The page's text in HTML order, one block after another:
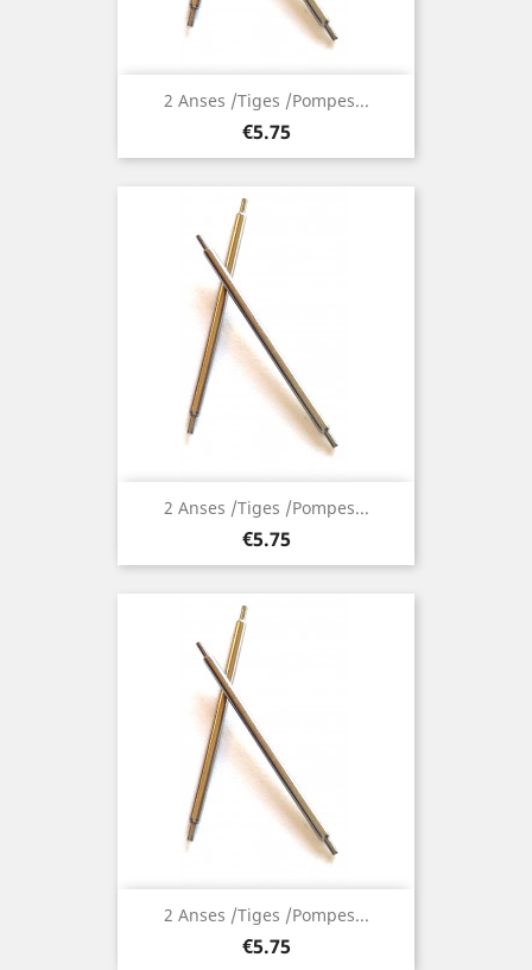
2 Anses /Tiges /Pompes...
Price
€5.75
2 Anses /Tiges /Pompes...
Price
€5.75
2 Anses /Tiges /Pompes...
Price
€5.75